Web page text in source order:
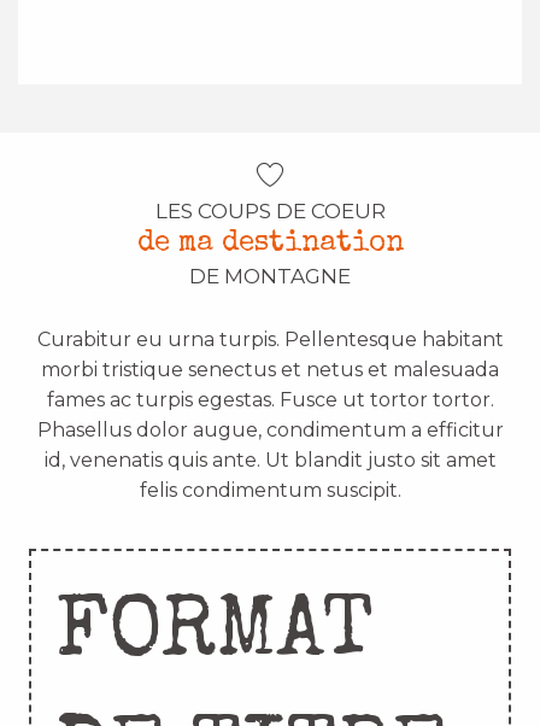
LES COUPS DE COEUR
de ma destination
DE MONTAGNE
Curabitur eu urna turpis. Pellentesque habitant
morbi tristique senectus et netus et malesuada
fames ac turpis egestas. Fusce ut tortor tortor.
Phasellus dolor augue, condimentum a efficitur
id, venenatis quis ante. Ut blandit justo sit amet
felis condimentum suscipit.
FORMAT